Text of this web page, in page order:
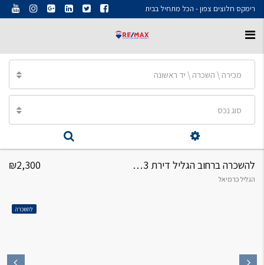
רימקס חלוצים צפון - הכל מתחיל בבית
מכירה \ השכרה \ יד ראשונה
סוג נכס
להשכרה ברחוב הגליל דירת 3 חדרים במיידי
הגליל כרמיאל
₪2,300
להשכרה